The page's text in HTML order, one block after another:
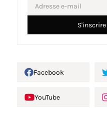
Facebook
YouTube